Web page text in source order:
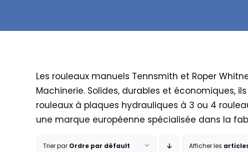
Les rouleaux manuels Tennsmith et Roper
Machinerie. Solides, durables et économiques,
rouleaux à plaques hydrauliques à 3 ou 4
une marque européenne spécialisée dans la
Trier par Ordre par défault Afficher les